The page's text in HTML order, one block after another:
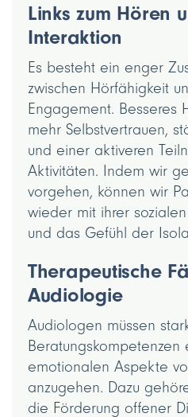
Links zum Hören
Interaktion
Es besteht ein enger
zwischen Hörfähigkeit
Engagement. Besseres
mehr Selbstvertrauen,
und einer aktiveren
Aktivitäten. Indem wir
vorgehen, können wir
wieder mit ihrer
und das Gefühl der
Therapeutische
Audiologie
Audiologen müssen
Beratungskompetenzen
emotionalen Aspekte
anzugehen. Dazu
die Förderung offener